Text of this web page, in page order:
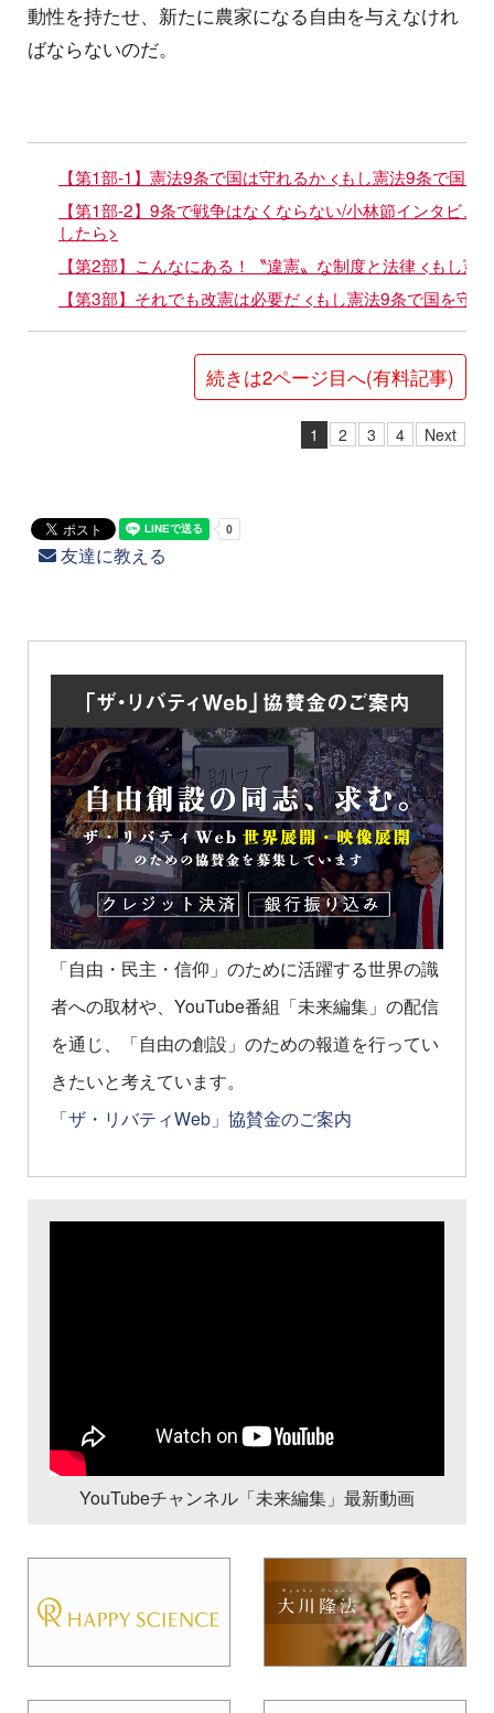
動性を持たせ、新たに農家になる自由を与えなけれ
ばならないのだ。
【第1部-1】憲法9条で国は守れるか <もし憲法9条で国を
【第1部-2】9条で戦争はなくならない/小林節インタビュ
したら>
【第2部】こんなにある！〝違憲〟な制度と法律 <もし憲
【第3部】それでも改憲は必要だ <もし憲法9条で国を守
続きは2ページ目へ(有料記事)
1 2 3 4 Next
友達に教える
「自由・民主・信仰」のために活躍する世界の識
者への取材や、YouTube番組「未来編集」の配信
を通じ、「自由の創設」のための報道を行ってい
きたいと考えています。
「ザ・リバティWeb」協賛金のご案内
YouTubeチャンネル「未来編集」最新動画